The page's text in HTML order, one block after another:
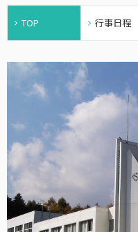
TOP 行事日程